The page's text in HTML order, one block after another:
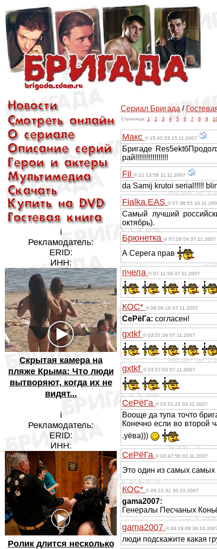
i
Рекламодатель:
ERID:
ИНН:
Скрытая камера на
пляже Крыма: Что люди
вытворяют, когда их не
видят...
i
Рекламодатель:
ERID:
ИНН:
Ролик длится несколько
Сериал Бригада /
Страница: 1 : 2 : 3 : 4: 5 : 6 : 7 : 8 : 9 :
Макс © 15:42:03 15.11.2007
Бригаде
рай!!!!!!!!!!!!!!!!!
Fil © 21:13:58 11.11.2007
da Samij krutoi serial!!!!!
Fialka.EAS © 07:38:55
Самый лучший
октябрь).
Брюнетка © 07:28:54 07.11.2007
А Серега прав
пчела © 07:11:59 07.11.2007
КОС* © 06:06:16 07.11.2007
СеРёГа: согласен!
gxtkf © 03:57:34 07.11.2007
gxtkf © 03:57:03 07.11.2007
СеРёГа © 03:51:22 03.11.2007
Вооще да тупа точто
Конечно если во второй
.уёва)))
СеРёГа © 03:47:56 03.11.2007
Это один из самых самых
КОС* © 08:22:31 30.10.2007
gama2007:
Генералы Песчаных
gama2007 © 04:19:08
люди подскажите какая